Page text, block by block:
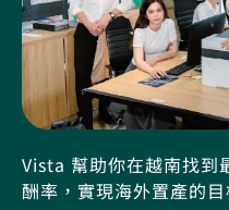
Vista 幫助你在越南找到
酬率，實現海外置產的